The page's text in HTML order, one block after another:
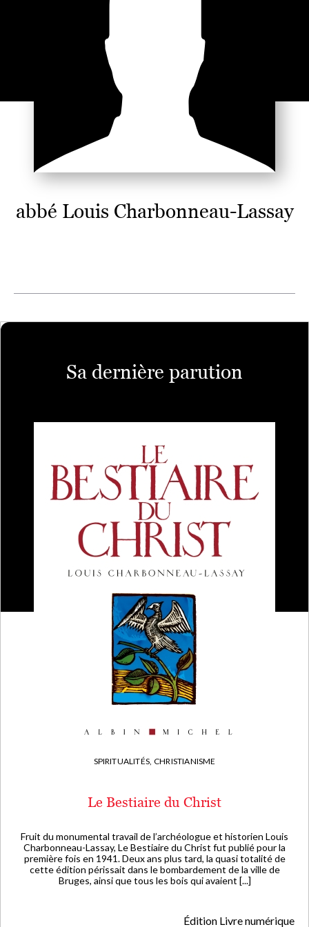
abbé Louis Charbonneau-Lassay
Sa dernière parution
SPIRITUALITÉS, CHRISTIANISME
Le Bestiaire du Christ
Fruit du monumental travail de l’archéologue et historien Louis
Charbonneau-Lassay, Le Bestiaire du Christ fut publié pour la
première fois en 1941. Deux ans plus tard, la quasi totalité de
cette édition périssait dans le bombardement de la ville de
Bruges, ainsi que tous les bois qui avaient [...]
Édition Livre numérique